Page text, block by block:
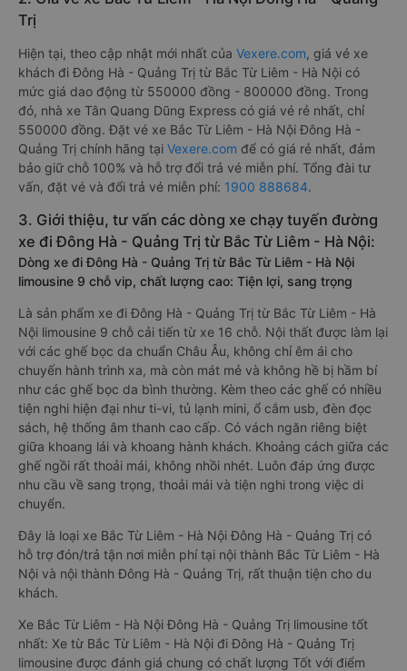
Trị
Hiện tại, theo cập nhật mới nhất của Vexere.com, giá vé xe
khách đi Đông Hà - Quảng Trị từ Bắc Từ Liêm - Hà Nội có
mức giá dao động từ 550000 đồng - 800000 đồng. Trong
đó, nhà xe Tân Quang Dũng Express có giá vé rẻ nhất, chỉ
550000 đồng. Đặt vé xe Bắc Từ Liêm - Hà Nội Đông Hà -
Quảng Trị chính hãng tại Vexere.com để có giá rẻ nhất, đảm
bảo giữ chỗ 100% và hỗ trợ đổi trả vé miễn phí. Tổng đài tư
vấn, đặt vé và đổi trả vé miễn phí: 1900 888684.
3. Giới thiệu, tư vấn các dòng xe chạy tuyến đường
xe đi Đông Hà - Quảng Trị từ Bắc Từ Liêm - Hà Nội:
Dòng xe đi Đông Hà - Quảng Trị từ Bắc Từ Liêm - Hà Nội
limousine 9 chỗ vip, chất lượng cao: Tiện lợi, sang trọng
Là sản phẩm xe đi Đông Hà - Quảng Trị từ Bắc Từ Liêm - Hà
Nội limousine 9 chỗ cải tiến từ xe 16 chỗ. Nội thất được làm lại
với các ghế bọc da chuẩn Châu Âu, không chỉ êm ái cho
chuyến hành trình xa, mà còn mát mẻ và không hề bị hầm bí
như các ghế bọc da bình thường. Kèm theo các ghế có nhiều
tiện nghi hiện đại như ti-vi, tủ lạnh mini, ổ cắm usb, đèn đọc
sách, hệ thống âm thanh cao cấp. Có vách ngăn riêng biệt
giữa khoang lái và khoang hành khách. Khoảng cách giữa các
ghế ngồi rất thoải mái, không nhồi nhét. Luôn đáp ứng được
nhu cầu về sang trọng, thoải mái và tiện nghi trong việc di
chuyển.
Đây là loại xe Bắc Từ Liêm - Hà Nội Đông Hà - Quảng Trị có
hỗ trợ đón/trả tận nơi miễn phí tại nội thành Bắc Từ Liêm - Hà
Nội và nội thành Đông Hà - Quảng Trị, rất thuận tiện cho du
khách.
Xe Bắc Từ Liêm - Hà Nội Đông Hà - Quảng Trị limousine tốt
nhất: Xe từ Bắc Từ Liêm - Hà Nội đi Đông Hà - Quảng Trị
limousine được đánh giá chung có chất lượng Tốt với điểm